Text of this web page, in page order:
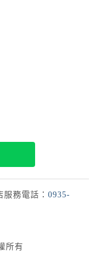
服務電話： 0935-
所有